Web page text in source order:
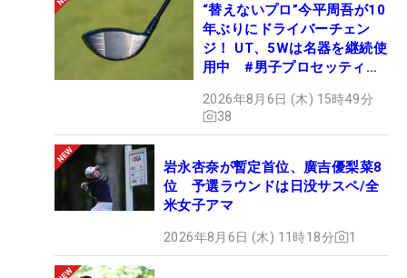
“替えないプロ”今平周吾が10
年ぶりにドライバーチェン
ジ！ UT、5Wは名器を継続使
用中 #男子プロセッティン
2026年8月6日 (木) 15時49分
38
岩永杏奈が暫定首位、廣吉優梨菜8
位 予選ラウンドは日没サスペ/全
米女子アマ
2026年8月6日 (木) 11時18分 1